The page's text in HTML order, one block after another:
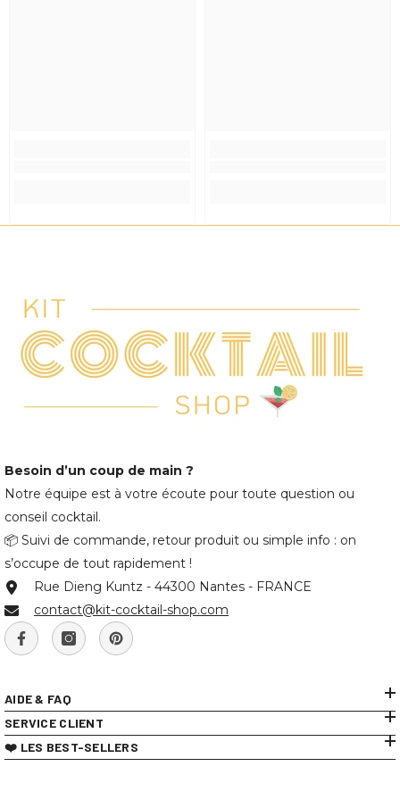
Besoin d’un coup de main ?
Notre équipe est à votre écoute pour toute question ou
conseil cocktail.
📦 Suivi de commande, retour produit ou simple info : on
s’occupe de tout rapidement !
Rue Dieng Kuntz - 44300 Nantes - FRANCE
contact@kit-cocktail-shop.com
AIDE & FAQ
SERVICE CLIENT
❤️ LES BEST-SELLERS